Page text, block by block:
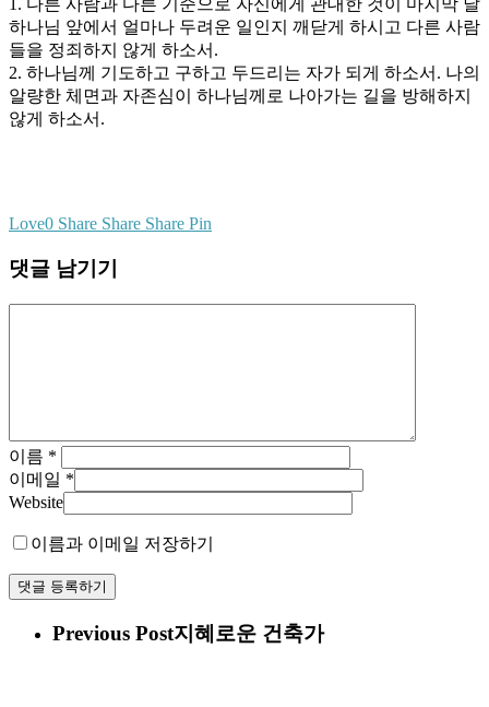
1. 다른 사람과 다른 기준으로 자신에게 관대한 것이 마지막 날
하나님 앞에서 얼마나 두려운 일인지 깨닫게 하시고 다른 사람
들을 정죄하지 않게 하소서.
2. 하나님께 기도하고 구하고 두드리는 자가 되게 하소서. 나의
알량한 체면과 자존심이 하나님께로 나아가는 길을 방해하지
않게 하소서.
Love0 Share Share Share Pin
댓글 남기기
이름 *
이메일 *
Website
이름과 이메일 저장하기
Previous Post지혜로운 건축가